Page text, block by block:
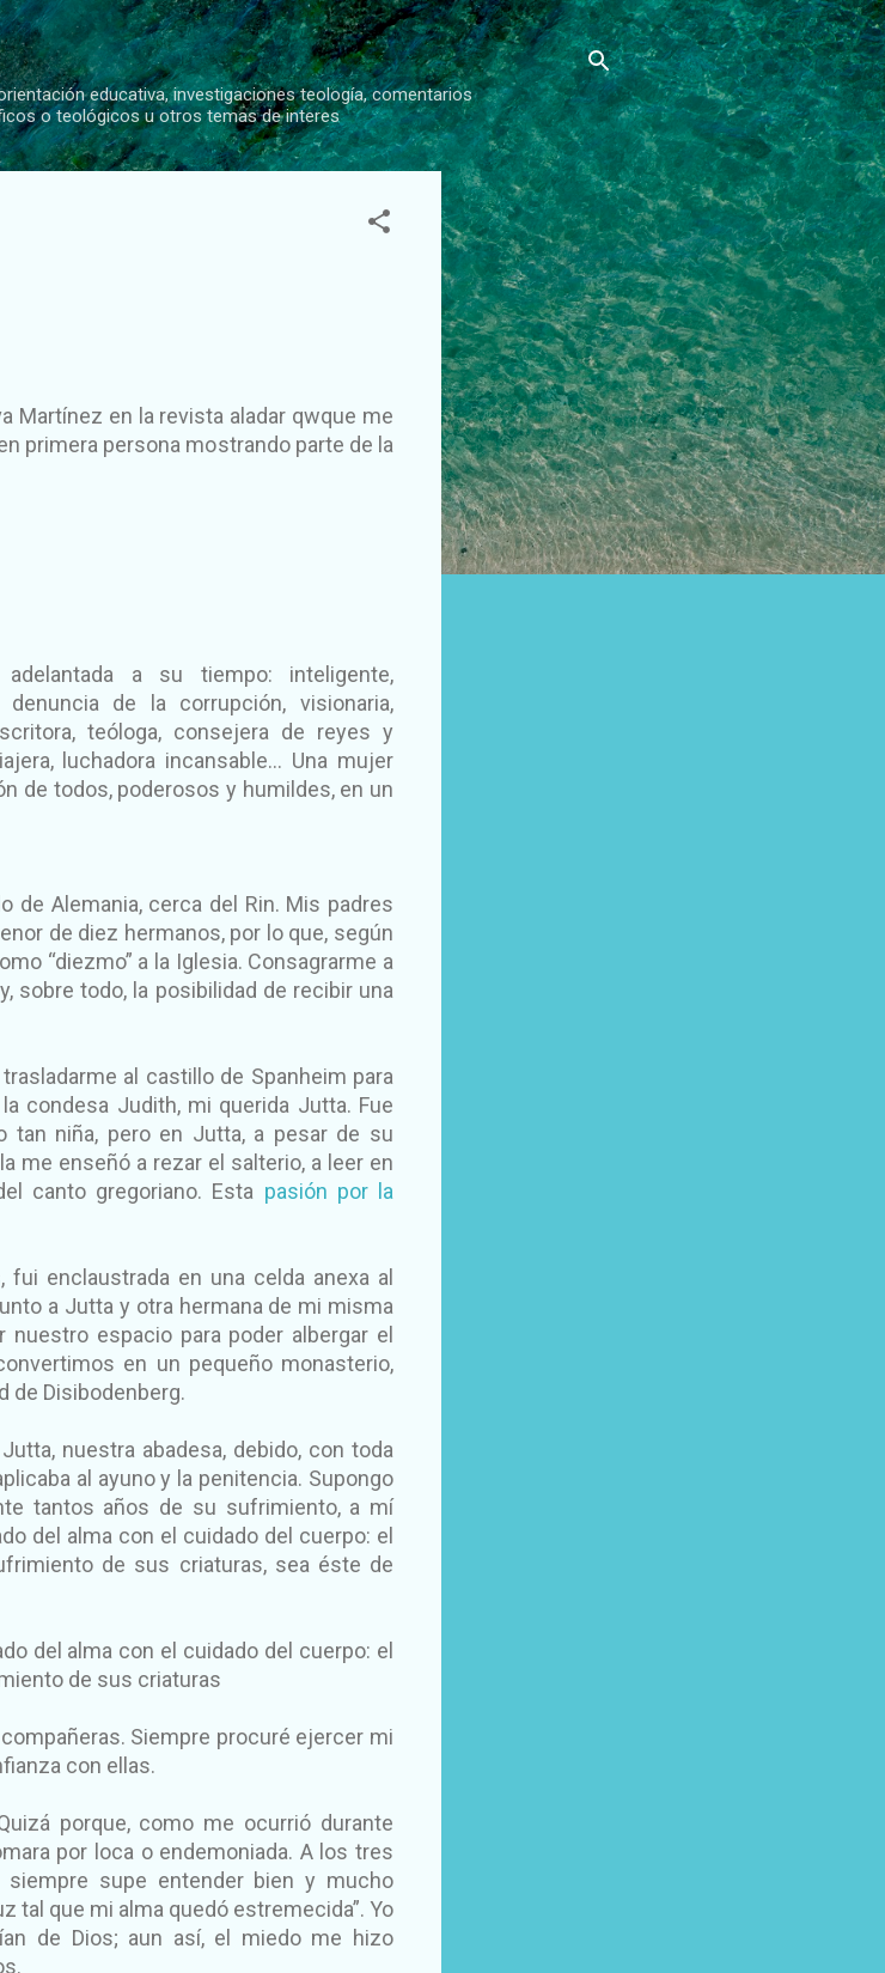
al contenido principal
educativa, investigaciones teología, comentarios
o teológicos u otros temas de interes
Martínez en la revista aladar qwque me
primera persona mostrando parte de la
a su tiempo: inteligente,
de la corrupción, visionaria,
teóloga, consejera de reyes y
luchadora incansable… Una mujer
de todos, poderosos y humildes, en un
de Alemania, cerca del Rin. Mis padres
de diez hermanos, por lo que, según
“diezmo” a la Iglesia. Consagrarme a
sobre todo, la posibilidad de recibir una
al castillo de Spanheim para
condesa Judith, mi querida Jutta. Fue
tan niña, pero en Jutta, a pesar de su
me enseñó a rezar el salterio, a leer en
canto gregoriano. Esta pasión por la
enclaustrada en una celda anexa al
a Jutta y otra hermana de mi misma
espacio para poder albergar el
en un pequeño monasterio,
de Disibodenberg.
nuestra abadesa, debido, con toda
al ayuno y la penitencia. Supongo
tantos años de su sufrimiento, a mí
del alma con el cuidado del cuerpo: el
de sus criaturas, sea éste de
del alma con el cuidado del cuerpo: el
de sus criaturas
Siempre procuré ejercer mi
con ellas.
porque, como me ocurrió durante
por loca o endemoniada. A los tres
supe entender bien y mucho
tal que mi alma quedó estremecida”. Yo
de Dios; aun así, el miedo me hizo